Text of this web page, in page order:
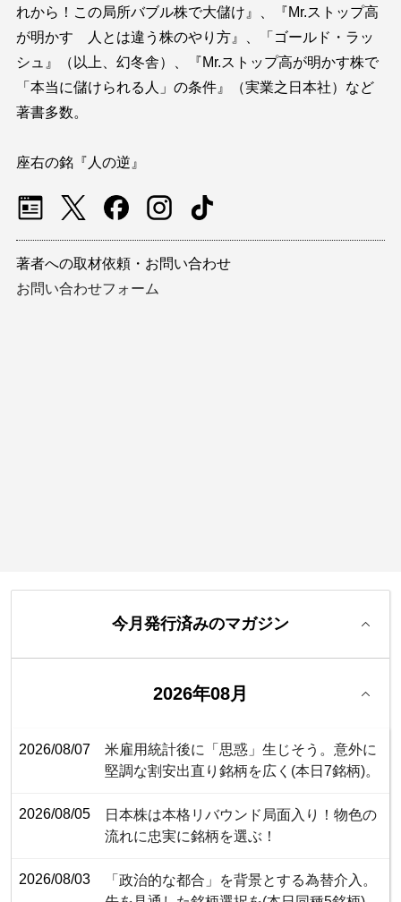
れから！この局所バブル株で大儲け』、『Mr.ストップ高
が明かす 人とは違う株のやり方』、「ゴールド・ラッ
シュ』（以上、幻冬舎）、『Mr.ストップ高が明かす株で
「本当に儲けられる人」の条件』（実業之日本社）など
著書多数。
座右の銘『人の逆』
著者への取材依頼・お問い合わせ
お問い合わせフォーム
今月発行済みのマガジン
2026年08月
2026/08/07
米雇用統計後に「思惑」生じそう。意外に
堅調な割安出直り銘柄を広く(本日7銘柄)。
2026/08/05
日本株は本格リバウンド局面入り！物色の
流れに忠実に銘柄を選ぶ！
2026/08/03
「政治的な都合」を背景とする為替介入。